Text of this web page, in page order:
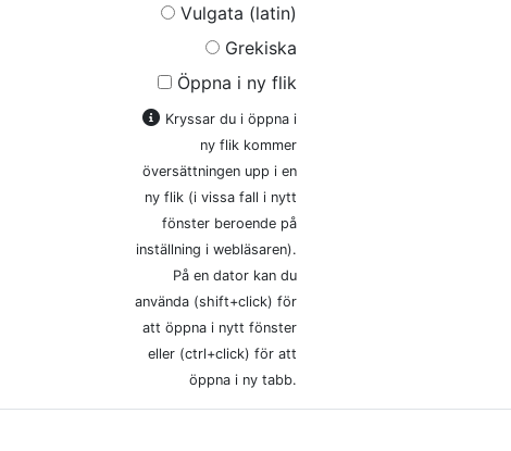
Vulgata (latin)
Grekiska
Öppna i ny flik
Kryssar du i öppna i
ny flik kommer
översättningen upp i en
ny flik (i vissa fall i nytt
fönster beroende på
inställning i webläsaren).
På en dator kan du
använda (shift+click) för
att öppna i nytt fönster
eller (ctrl+click) för att
öppna i ny tabb.